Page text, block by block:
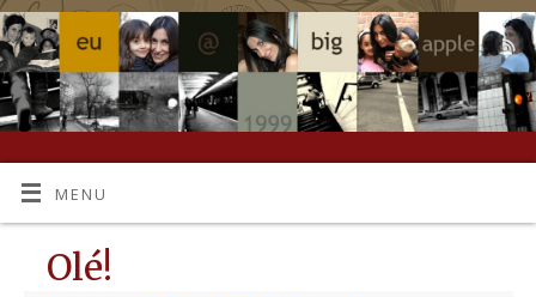
MENU
Olé!